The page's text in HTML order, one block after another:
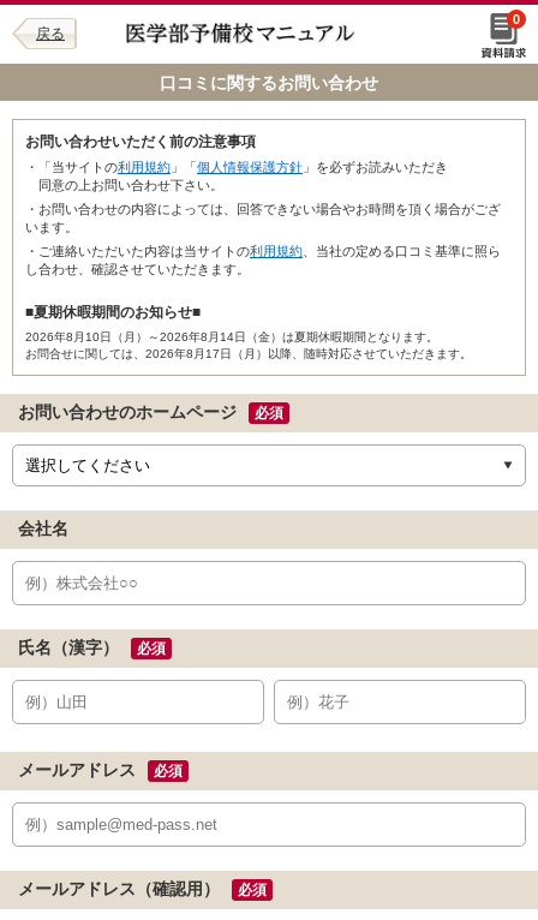
戻る
0
口コミに関するお問い合わせ
お問い合わせいただく前の注意事項
・「当サイトの利用規約 」「個人情報保護方針 」を必ずお読みいただき
同意の上お問い合わせ下さい。
・お問い合わせの内容によっては、回答できない場合やお時間を頂く場合がござ
います。
・ご連絡いただいた内容は当サイトの利用規約 、当社の定める口コミ基準に照ら
し合わせ、確認させていただきます。
■夏期休暇期間のお知らせ■
2026年8月10日（月）～2026年8月14日（金）は夏期休暇期間となります。
お問合せに関しては、2026年8月17日（月）以降、随時対応させていただきます。
お問い合わせのホームページ 必須
会社名
氏名（漢字） 必須
メールアドレス 必須
メールアドレス（確認用） 必須